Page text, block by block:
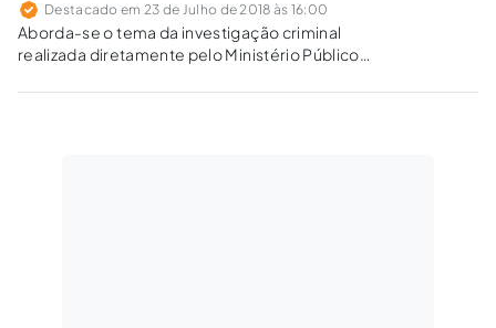
Destacado em 23 de Julho de 2018 às 16:00
Aborda-se o tema da investigação criminal
realizada diretamente pelo Ministério Público,
direito comparado, do ordenamento jurídico-